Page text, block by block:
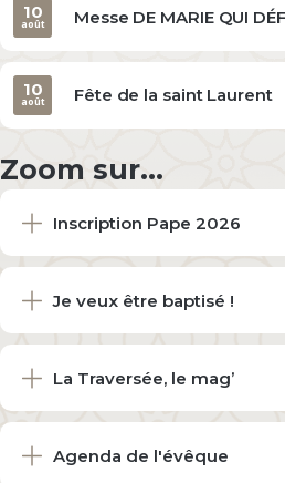
Messe DE MARIE QUI
10
août
Fête de la saint Laurent
10
août
Zoom sur...
Inscription Pape 2026
Je veux être baptisé !
La Traversée, le mag’
Agenda de l'évêque